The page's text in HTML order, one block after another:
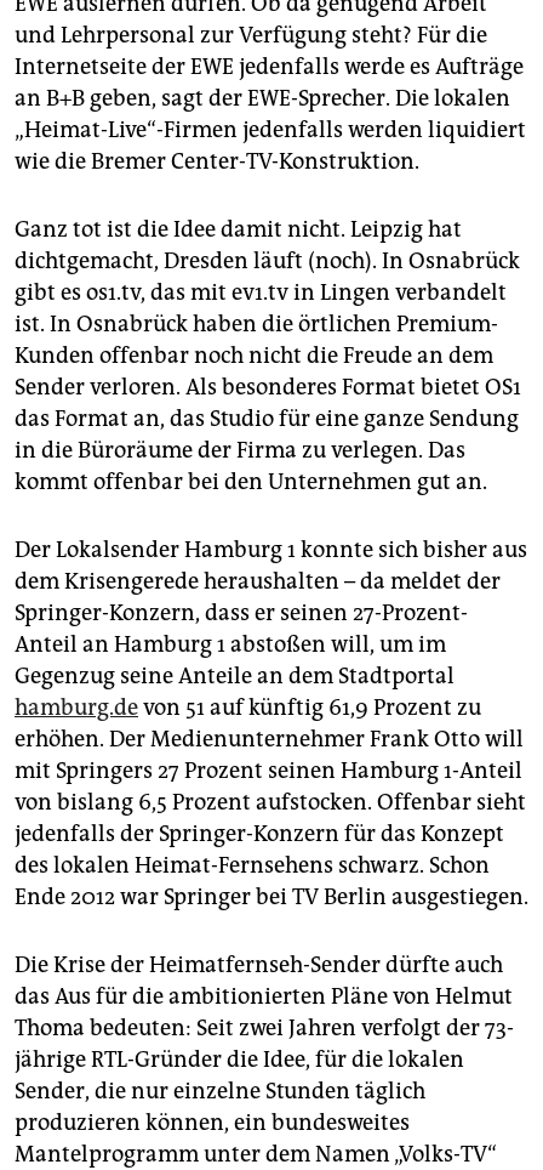
und Lehrpersonal zur Verfügung steht? Für die
Internetseite der EWE jedenfalls werde es Aufträge
an B+B geben, sagt der EWE-Sprecher. Die lokalen
„Heimat-Live“-Firmen jedenfalls werden liquidiert
wie die Bremer Center-TV-Konstruktion.
Ganz tot ist die Idee damit nicht. Leipzig hat
dichtgemacht, Dresden läuft (noch). In Osnabrück
gibt es os1.tv, das mit ev1.tv in Lingen verbandelt
ist. In Osnabrück haben die örtlichen Premium-
Kunden offenbar noch nicht die Freude an dem
Sender verloren. Als besonderes Format bietet OS1
das Format an, das Studio für eine ganze Sendung
in die Büroräume der Firma zu verlegen. Das
kommt offenbar bei den Unternehmen gut an.
Der Lokalsender Hamburg 1 konnte sich bisher aus
dem Krisengerede heraushalten – da meldet der
Springer-Konzern, dass er seinen 27-Prozent-
Anteil an Hamburg 1 abstoßen will, um im
Gegenzug seine Anteile an dem Stadtportal
hamburg.devon 51 auf künftig 61,9 Prozent zu
erhöhen. Der Medienunternehmer Frank Otto will
mit Springers 27 Prozent seinen Hamburg 1-Anteil
von bislang 6,5 Prozent aufstocken. Offenbar sieht
jedenfalls der Springer-Konzern für das Konzept
des lokalen Heimat-Fernsehens schwarz. Schon
Ende 2012 war Springer bei TV Berlin ausgestiegen.
Die Krise der Heimatfernseh-Sender dürfte auch
das Aus für die ambitionierten Pläne von Helmut
Thoma bedeuten: Seit zwei Jahren verfolgt der 73-
jährige RTL-Gründer die Idee, für die lokalen
Sender, die nur einzelne Stunden täglich
produzieren können, ein bundesweites
Mantelprogramm unter dem Namen „Volks-TV“